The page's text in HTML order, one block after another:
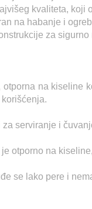
kvaliteta, koji
na habanje i
za
na
serviranje i
otporno na
se lako pere i